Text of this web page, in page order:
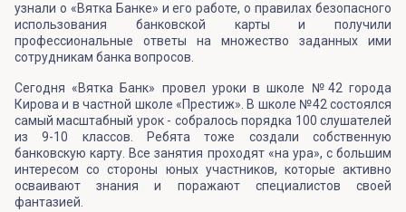
узнали о «Вятка Банке» и его работе, о правилах безопасного
использования банковской карты и получили
профессиональные ответы на множество заданных ими
сотрудникам банка вопросов.
Сегодня «Вятка Банк» провел уроки в школе №42 города
Кирова и в частной школе «Престиж». В школе №42 состоялся
самый масштабный урок - собралось порядка 100 слушателей
из 9-10 классов. Ребята тоже создали собственную
банковскую карту. Все занятия проходят «на ура», с большим
интересом со стороны юных участников, которые активно
осваивают знания и поражают специалистов своей
фантазией.